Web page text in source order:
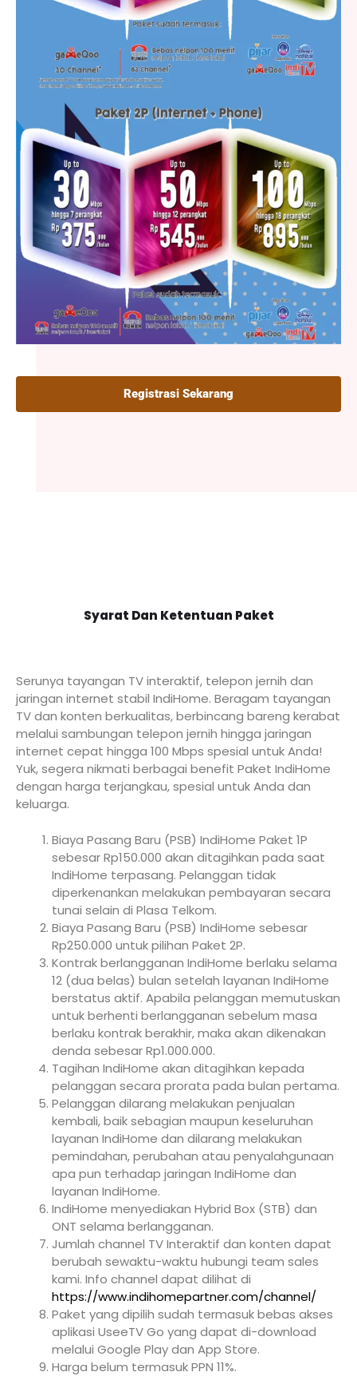
Registrasi Sekarang
Syarat Dan Ketentuan Paket
Serunya tayangan TV interaktif, telepon jernih dan
jaringan internet stabil IndiHome. Beragam tayangan
TV dan konten berkualitas, berbincang bareng kerabat
melalui sambungan telepon jernih hingga jaringan
internet cepat hingga 100 Mbps spesial untuk Anda!
Yuk, segera nikmati berbagai benefit Paket IndiHome
dengan harga terjangkau, spesial untuk Anda dan
keluarga.
Biaya Pasang Baru (PSB) IndiHome Paket 1P
sebesar Rp150.000 akan ditagihkan pada saat
IndiHome terpasang. Pelanggan tidak
diperkenankan melakukan pembayaran secara
tunai selain di Plasa Telkom.
Biaya Pasang Baru (PSB) IndiHome sebesar
Rp250.000 untuk pilihan Paket 2P.
Kontrak berlangganan IndiHome berlaku selama
12 (dua belas) bulan setelah layanan IndiHome
berstatus aktif. Apabila pelanggan memutuskan
untuk berhenti berlangganan sebelum masa
berlaku kontrak berakhir, maka akan dikenakan
denda sebesar Rp1.000.000.
Tagihan IndiHome akan ditagihkan kepada
pelanggan secara prorata pada bulan pertama.
Pelanggan dilarang melakukan penjualan
kembali, baik sebagian maupun keseluruhan
layanan IndiHome dan dilarang melakukan
pemindahan, perubahan atau penyalahgunaan
apa pun terhadap jaringan IndiHome dan
layanan IndiHome.
IndiHome menyediakan Hybrid Box (STB) dan
ONT selama berlangganan.
Jumlah channel TV Interaktif dan konten dapat
berubah sewaktu-waktu hubungi team sales
kami. Info channel dapat dilihat di
https://www.indihomepartner.com/channel/
Paket yang dipilih sudah termasuk bebas akses
aplikasi UseeTV Go yang dapat di-download
melalui Google Play dan App Store.
Harga belum termasuk PPN 11%.